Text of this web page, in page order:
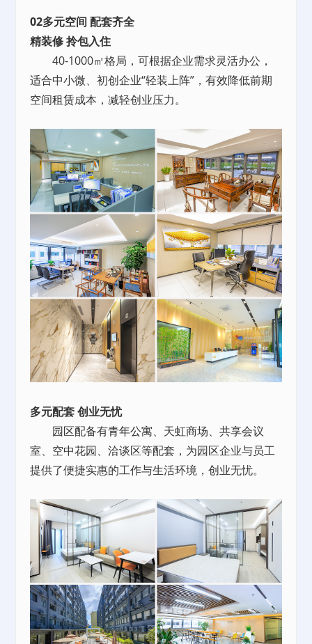
02多元空间 配套齐全
精装修 拎包入住
40-1000㎡格局，可根据企业需求灵活办公，
适合中小微、初创企业“轻装上阵”，有效降低前期
空间租赁成本，减轻创业压力。
多元配套 创业无忧
园区配备有青年公寓、天虹商场、共享会议
室、空中花园、洽谈区等配套，为园区企业与员工
提供了便捷实惠的工作与生活环境，创业无忧。